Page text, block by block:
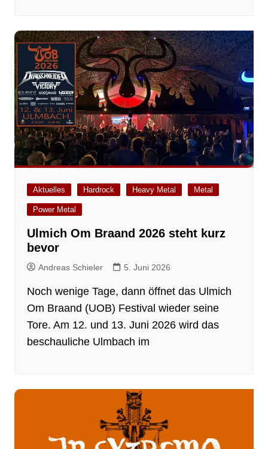
Aktuelles Hardrock Heavy Metal Metal
Power Metal
Ulmich Om Braand 2026 steht kurz
bevor
Andreas Schieler 5. Juni 2026
Noch wenige Tage, dann öffnet das Ulmich
Om Braand (UOB) Festival wieder seine
Tore. Am 12. und 13. Juni 2026 wird das
beschauliche Ulmbach im